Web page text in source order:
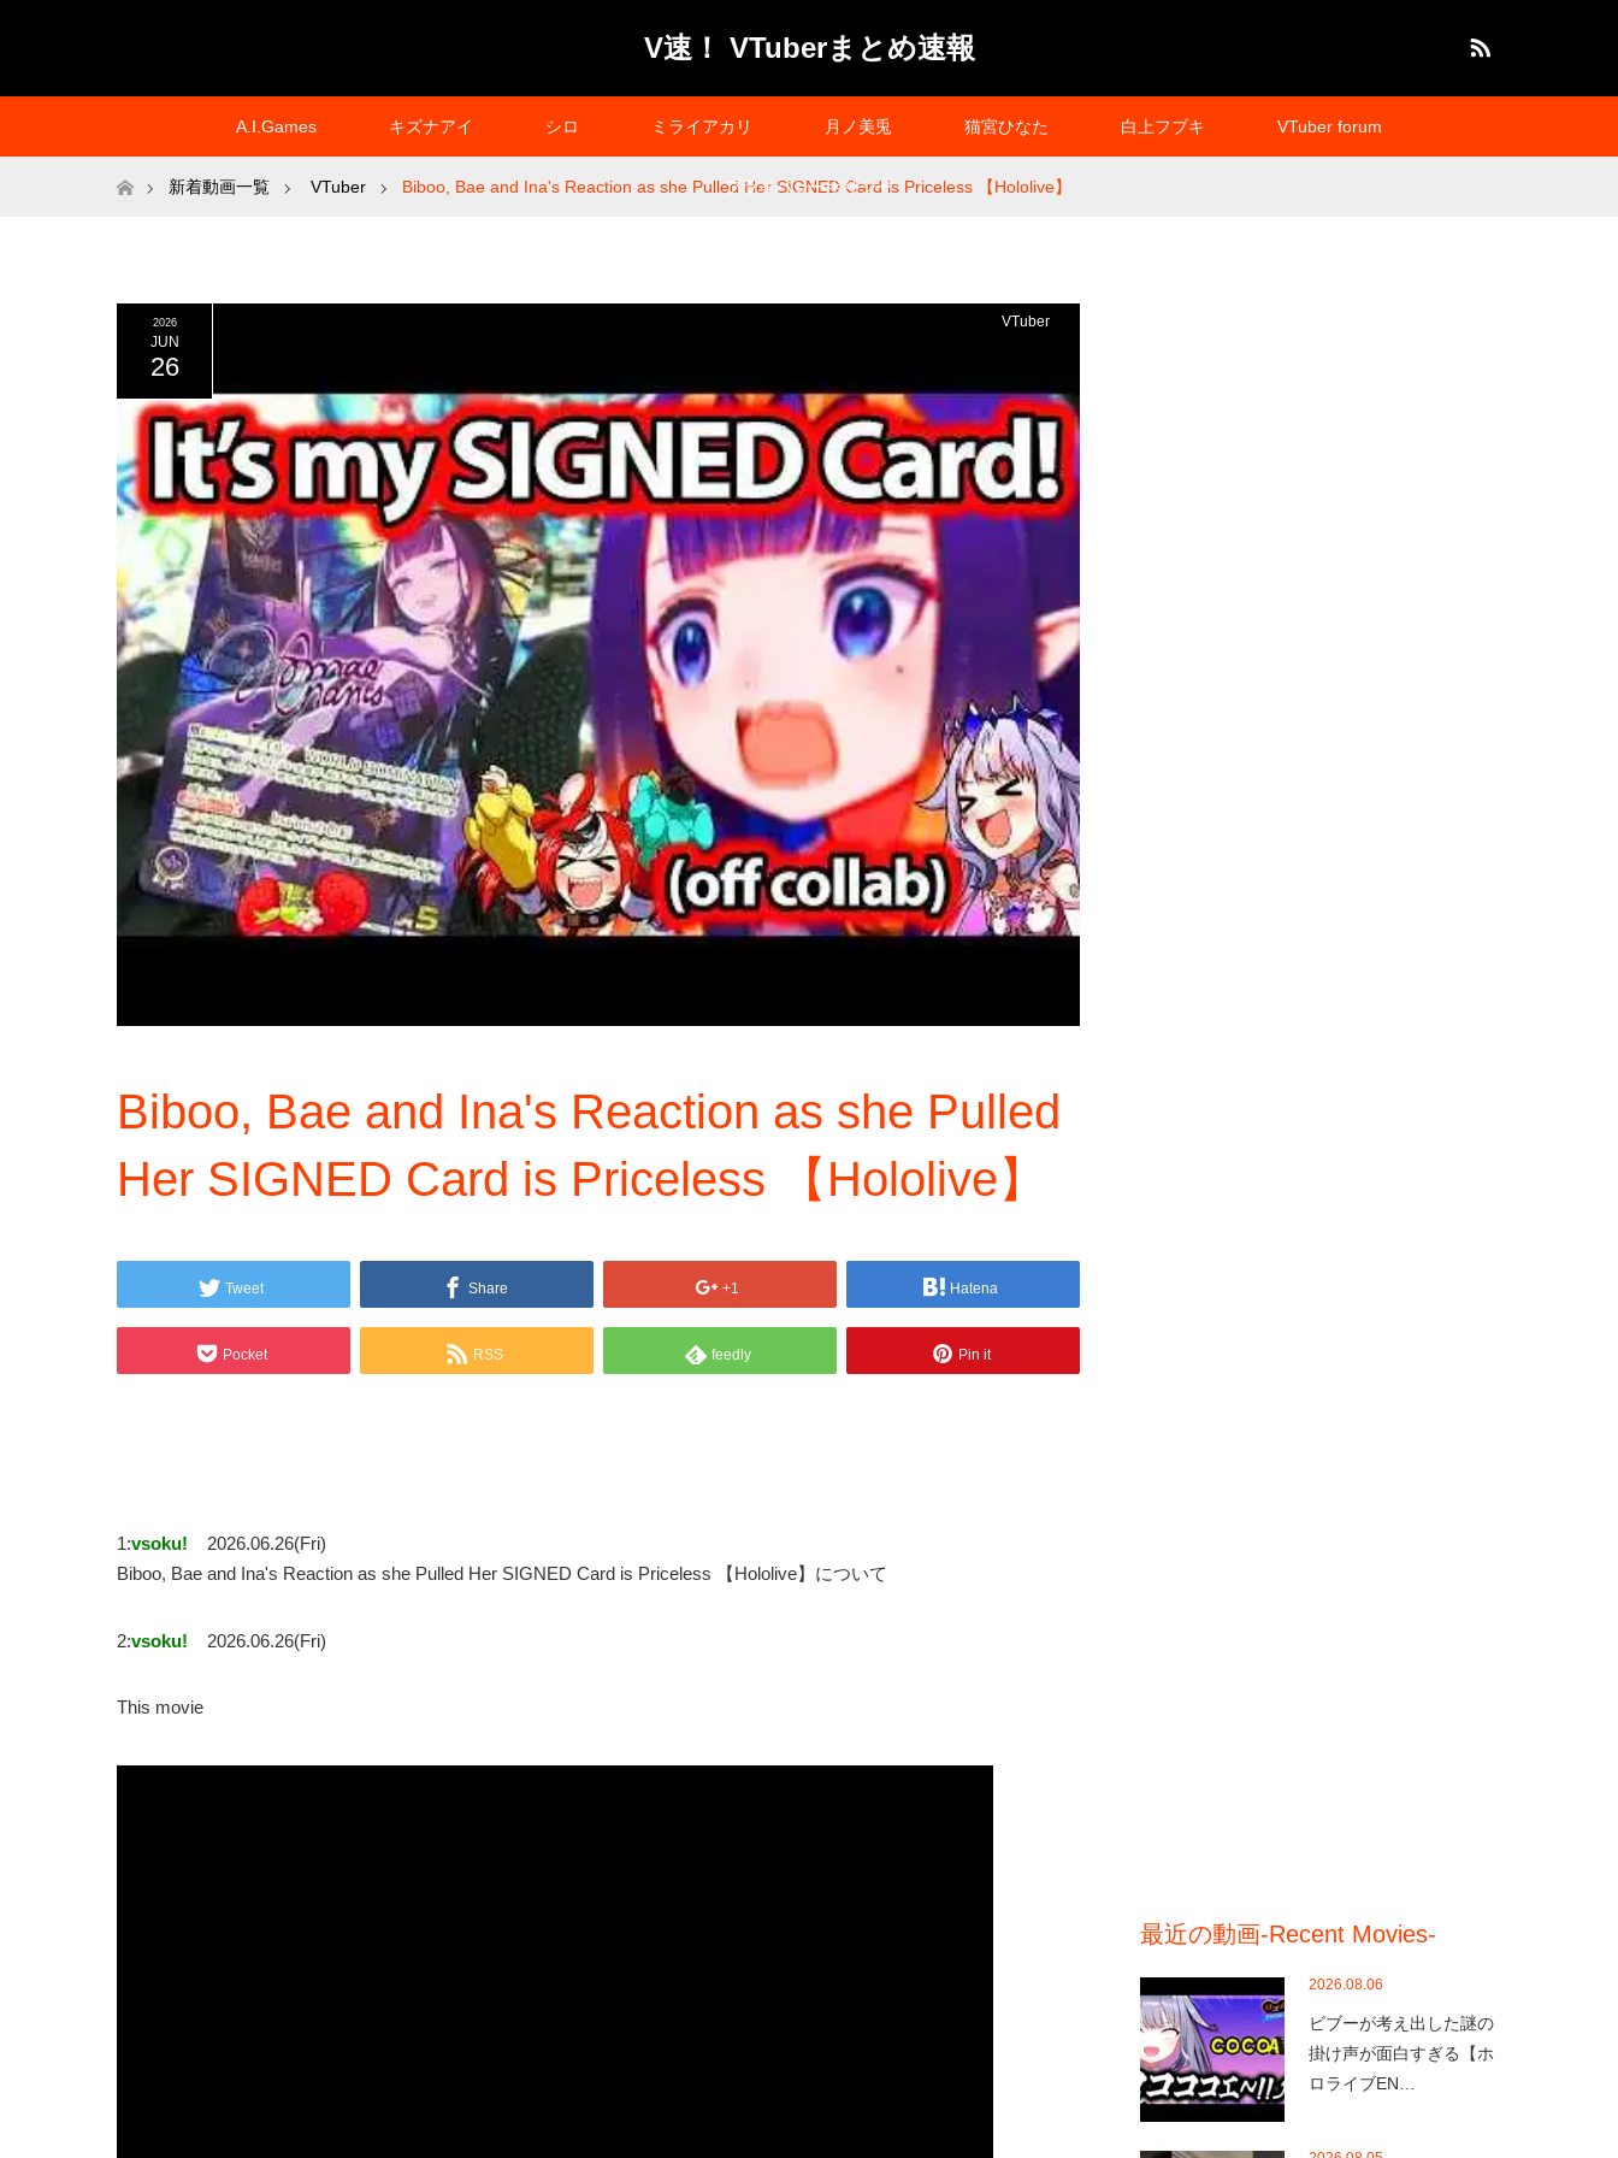
V速！ VTuberまとめ速報
A.I.Games キズナアイ シロ ミライアカリ 月ノ美兎 猫宮ひなた 白上フブキ VTuber forum
プライバシーポリシー
ホーム新着動画一覧 VTuber Biboo, Bae and Ina's Reaction as she Pulled Her SIGNED Card is Priceless 【Hololive】
2026
JUN
26
VTuber
Biboo, Bae and Ina's Reaction as she Pulled
Her SIGNED Card is Priceless 【Hololive】
Tweet Share +1 Hatena
Pocket RSS feedly Pin it
1:vsoku!
2026.06.26(Fri)
Biboo, Bae and Ina's Reaction as she Pulled Her SIGNED Card is Priceless 【Hololive】について
2:vsoku! 2026.06.26(Fri)
This movie
最近の動画-Recent Movies-
2026.08.06
ビブーが考え出した謎の
掛け声が面白すぎる【ホ
ロライブEN…